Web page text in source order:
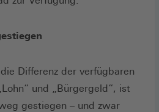
Differenz der verfügbaren
und „Bürgergeld“, ist
gestiegen – und zwar